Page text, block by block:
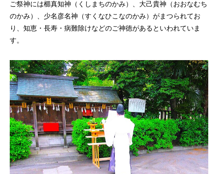
ご祭神には櫛真知神（くしまちのかみ）、大己貴神（おおなむち
のかみ）、少名彦名神（すくなひこなのかみ）がまつられてお
り、知恵・長寿・病難除けなどのご神徳があるといわれていま
す。